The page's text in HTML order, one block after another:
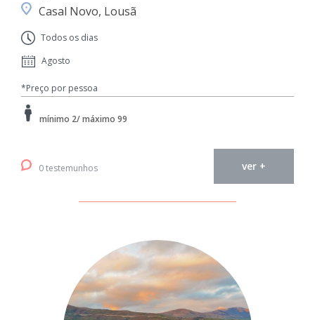
Casal Novo, Lousã
Todos os dias
Agosto
*Preço por pessoa
mínimo 2/ máximo 99
0 testemunhos ver +